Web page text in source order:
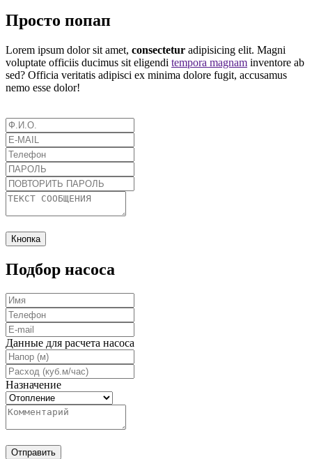
Просто попап
Lorem ipsum dolor sit amet, consectetur adipisicing elit. Magni
voluptate officiis ducimus sit eligendi tempora magnam inventore ab
sed? Officia veritatis adipisci ex minima dolore fugit, accusamus
nemo esse dolor!
Кнопка
Подбор насоса
Данные для расчета насоса
Назначение
Отправить